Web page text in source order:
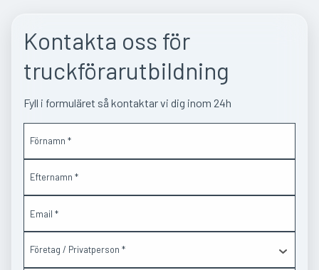
Kontakta oss för
truckförarutbildning
Fyll i formuläret så kontaktar vi dig inom 24h